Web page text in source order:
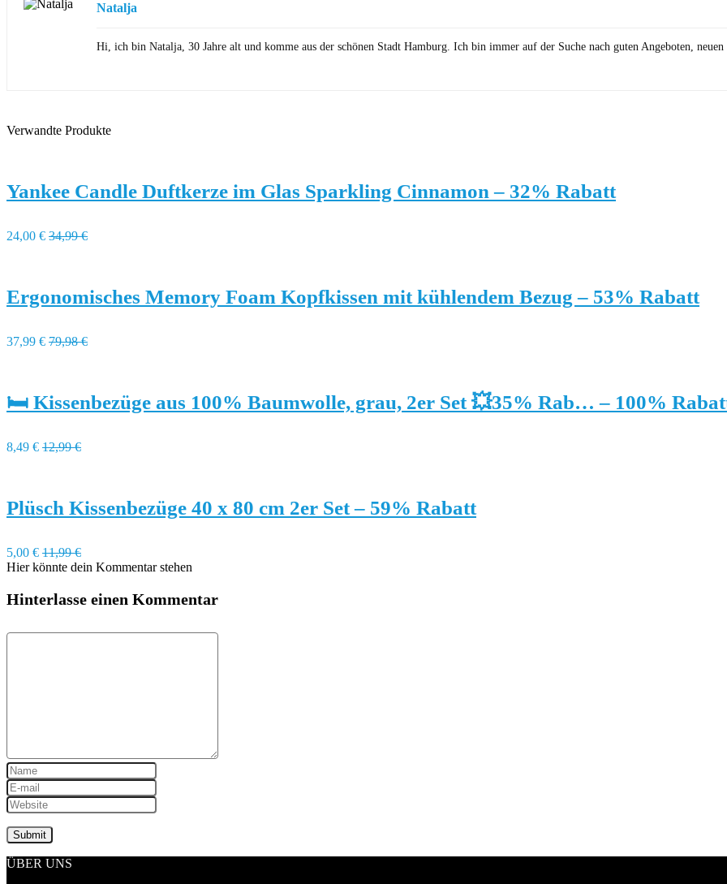
Natalja
Hi, ich bin Natalja, 30 Jahre alt und komme aus der schönen Stadt Hamburg. Ich bin immer auf der Suche nach guten Angeboten,
Verwandte Produkte
Yankee Candle Duftkerze im Glas Sparkling Cinnamon – 32% Rabatt
24,00 € 34,99 €
Ergonomisches Memory Foam Kopfkissen mit kühlendem Bezug – 53% Rabatt
37,99 € 79,98 €
🛏️ Kissenbezüge aus 100% Baumwolle, grau, 2er Set 💥35% Rab… – 100%
8,49 € 12,99 €
Plüsch Kissenbezüge 40 x 80 cm 2er Set – 59% Rabatt
5,00 € 11,99 €
Hier könnte dein Kommentar stehen
Hinterlasse einen Kommentar
ÜBER UNS